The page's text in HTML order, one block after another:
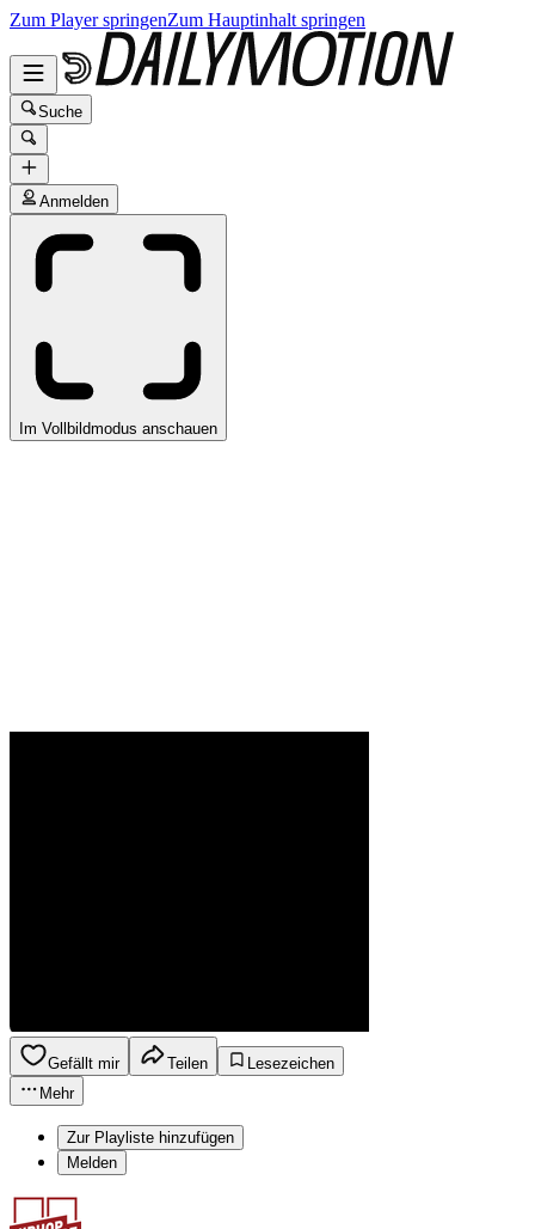
Zum Player springenZum Hauptinhalt springen
Suche
Anmelden
Im Vollbildmodus anschauen
Gefällt mir Teilen
Lesezeichen
Mehr
Zur Playliste hinzufügen
Melden